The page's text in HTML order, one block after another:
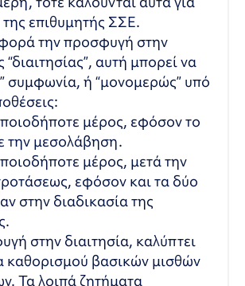
επιθυμητής ΣΣΕ.
την προσφυγή στην
“διαιτησίας”, αυτή μπορεί να
συμφωνία, ή “μονομερώς” υπό
μέρος, εφόσον το
την μεσολάβηση.
μέρος, μετά την
εφόσον και τα δύο
στην διαδικασία της
στην διαιτησία, καλύπτει
καθορισμού βασικών μισθών
Τα λοιπά ζητήματα